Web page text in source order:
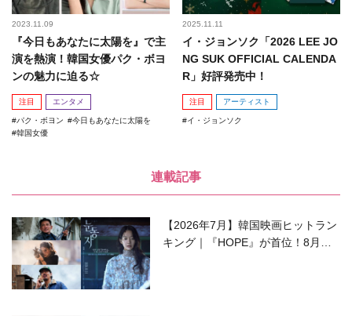
2023.11.09
『今日もあなたに太陽を』で主
演を熱演！韓国女優パク・ボヨ
ンの魅力に迫る☆
注目 エンタメ
パク・ボヨン
今日もあなたに太陽を
韓国女優
2025.11.11
イ・ジョンソク「2026 LEE JO
NG SUK OFFICIAL CALENDA
R」好評発売中！
注目 アーティスト
イ・ジョンソク
連載記事
【2026年7月】韓国映画ヒットラン
キング｜『HOPE』が首位！8月公